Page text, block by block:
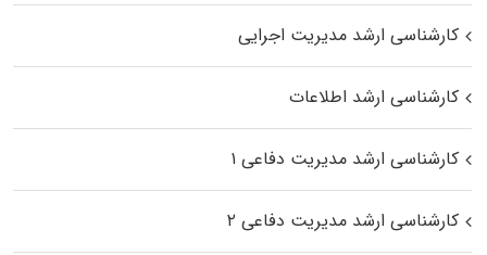
کارشناسی ارشد مدیریت اجرایی
کارشناسی ارشد اطلاعات
کارشناسی ارشد مدیریت دفاعی ۱
کارشناسی ارشد مدیریت دفاعی ۲